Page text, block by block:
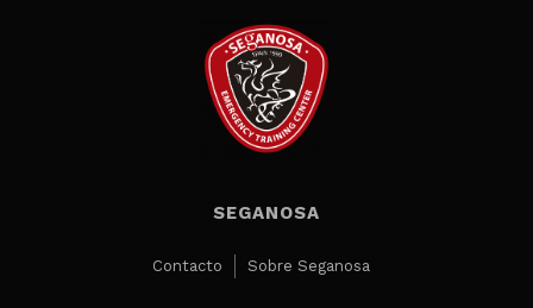
SEGANOSA
Contacto Sobre Seganosa